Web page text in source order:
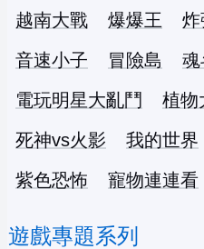
越南大戰
爆爆王 炸
音速小子
冒險島 魂
電玩明星大亂鬥
植物
死神vs火影
我的世界
紫色恐怖
寵物連連看
遊戲專題系列